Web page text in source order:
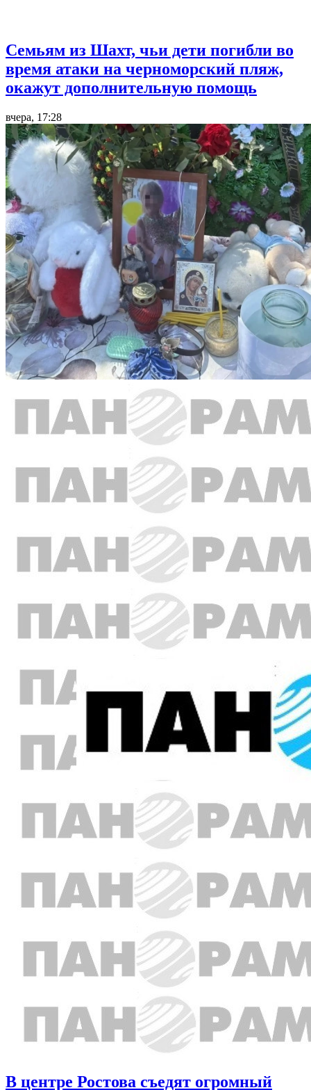
Семьям из Шахт, чьи дети погибли во
время атаки на черноморский пляж,
окажут дополнительную помощь
вчера, 17:28
В центре Ростова съедят огромный